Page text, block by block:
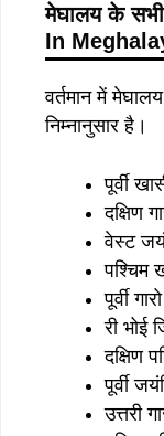
मेघालय के
In
वर्तमान में
निम्नानुसार है।
पूर्वी
दक्षिण
वेस्ट
पश्चिम
पूर्वी
री भोई
दक्षिण
पूर्वी
उत्तरी